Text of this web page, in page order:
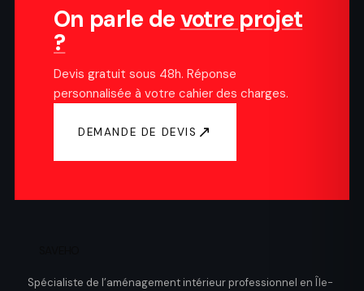
On parle devotre projet
?
Devis gratuit sous 48h. Réponse
personnalisée à votre cahier des charges.
DEMANDE DE DEVIS ↗
Spécialiste de l’aménagement intérieur professionnel en Île-